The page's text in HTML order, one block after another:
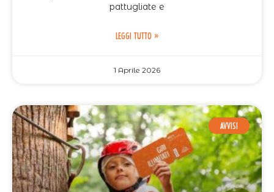
pattugliate e
LEGGI TUTTO »
1 Aprile 2026
AVVISI